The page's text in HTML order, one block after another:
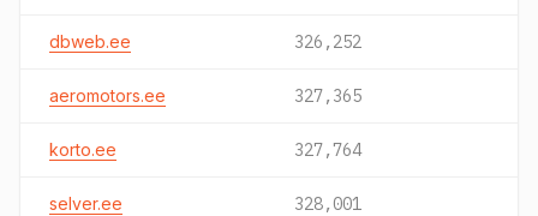
dbweb.ee 326,252
aeromotors.ee 327,365
korto.ee 327,764
selver.ee 328,001